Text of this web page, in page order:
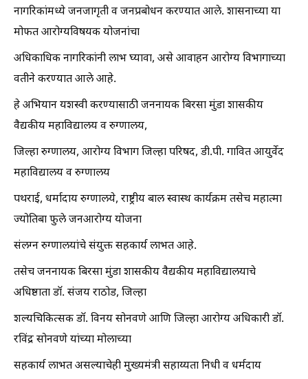
नागरिकांमध्ये जनजागृती व जनप्रबोधन करण्यात आले. शासनाच्या या
मोफत आरोग्यविषयक योजनांचा
अधिकाधिक नागरिकांनी लाभ घ्यावा, असे आवाहन आरोग्य विभागाच्या
वतीने करण्यात आले आहे.
हे अभियान यशस्वी करण्यासाठी जननायक बिरसा मुंडा शासकीय
वैद्यकीय महाविद्यालय व रुग्णालय,
जिल्हा रुग्णालय, आरोग्य विभाग जिल्हा परिषद, डी.पी. गावित आयुर्वेद
महाविद्यालय व रुग्णालय
पथराई, धर्मादाय रुग्णालये, राष्ट्रीय बाल स्वास्थ कार्यक्रम तसेच महात्मा
ज्योतिबा फुले जनआरोग्य योजना
संलग्न रुग्णालयांचे संयुक्त सहकार्य लाभत आहे.
तसेच जननायक बिरसा मुंडा शासकीय वैद्यकीय महाविद्यालयाचे
अधिष्ठाता डॉ. संजय राठोड, जिल्हा
शल्यचिकित्सक डॉ. विनय सोनवणे आणि जिल्हा आरोग्य अधिकारी डॉ.
रविंद्र सोनवणे यांच्या मोलाच्या
सहकार्य लाभत असल्याचेही मुख्यमंत्री सहाय्यता निधी व धर्मदाय